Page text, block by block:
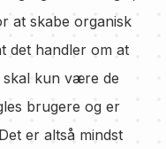
at skabe organisk
det handler om at
skal kun være de
brugere og er
er altså mindst